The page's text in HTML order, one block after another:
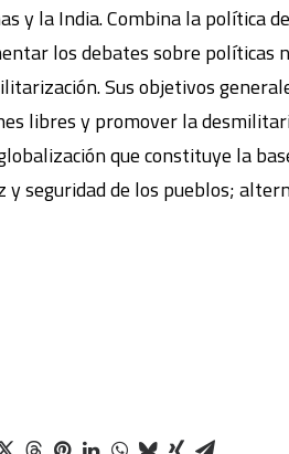
y la India. Combina la política
los debates sobre políticas
Sus objetivos
libres y promover la
que constituye la
seguridad de los pueblos;